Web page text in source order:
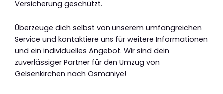
Versicherung geschützt.
Überzeuge dich selbst von unserem umfangreichen
Service und kontaktiere uns für weitere Informationen
und ein individuelles Angebot. Wir sind dein
zuverlässiger Partner für den Umzug von
Gelsenkirchen nach Osmaniye!